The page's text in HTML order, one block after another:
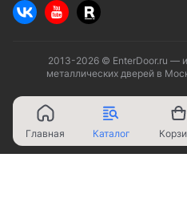
2013-2026 © EnterDoor.ru —
металлических дверей в
Главная Каталог